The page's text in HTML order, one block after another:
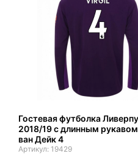
Гостевая футболка
2018/19 с длинным
ван Дейк 4
19429